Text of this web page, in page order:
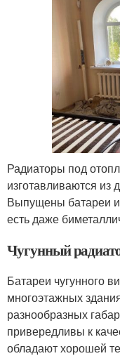
Радиаторы под
изготавливаются
Выпущены батареи
есть даже
Чугунный
Батареи чугунного
многоэтажных
разнообразных
привередливы к
обладают хорошей